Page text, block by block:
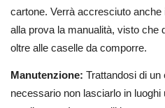
cartone. Verrà accresciuto
alla prova la manualità, visto che
oltre alle caselle da comporre.
Manutenzione: Trattandosi di un
necessario non lasciarlo in